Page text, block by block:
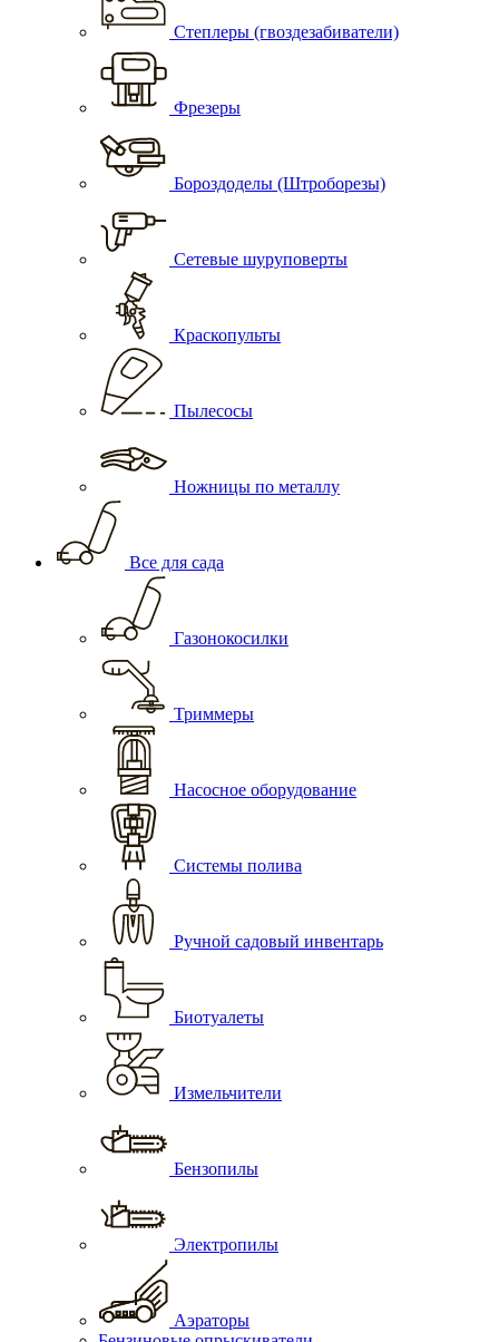
Степлеры (гвоздезабиватели)
Фрезеры
Бороздоделы (Штроборезы)
Сетевые шуруповерты
Краскопульты
Пылесосы
Ножницы по металлу
Все для сада
Газонокосилки
Триммеры
Насосное оборудование
Системы полива
Ручной садовый инвентарь
Биотуалеты
Измельчители
Бензопилы
Электропилы
Аэраторы